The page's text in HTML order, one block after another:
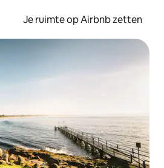
Je ruimte op Airbnb zetten